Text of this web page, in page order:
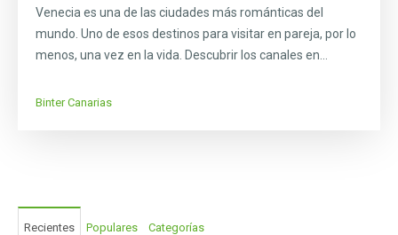
Venecia es una de las ciudades más románticas del
mundo. Uno de esos destinos para visitar en pareja, por lo
menos, una vez en la vida. Descubrir los canales en...
Binter Canarias
Recientes Populares Categorías